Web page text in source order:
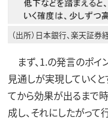
（出所）日本銀行、楽天証
まず、1.の発言のポイ
見通しが実現していくと
てから効果が出るまで
成し、それにしたがって